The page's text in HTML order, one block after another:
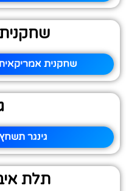
שחקנית
גינגר
תלת